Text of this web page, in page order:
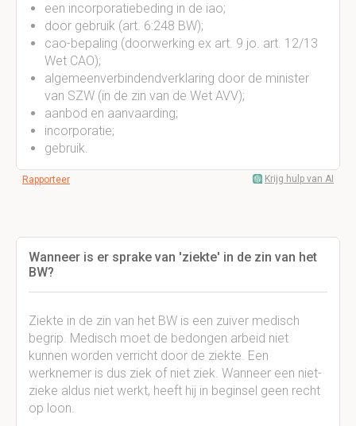
een incorporatiebeding in de iao;
door gebruik (art. 6:248 BW);
cao-bepaling (doorwerking ex art. 9 jo. art. 12/13
Wet CAO);
algemeenverbindendverklaring door de minister
van SZW (in de zin van de Wet AVV);
aanbod en aanvaarding;
incorporatie;
gebruik.
Rapporteer Krijg hulp van AI
Wanneer is er sprake van 'ziekte' in de zin van het
BW?
Ziekte in de zin van het BW is een zuiver medisch
begrip. Medisch moet de bedongen arbeid niet
kunnen worden verricht door de ziekte. Een
werknemer is dus ziek of niet ziek. Wanneer een niet-
zieke aldus niet werkt, heeft hij in beginsel geen recht
op loon.